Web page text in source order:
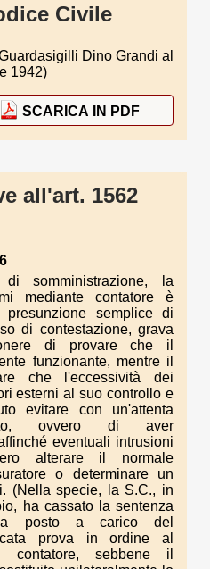
Civile
Dino Grandi al
1942)
SCARICA IN PDF
all'art. 1562
somministrazione, la
mediante contatore è
semplice di
di contestazione, grava
di provare che il
funzionante, mentre il
che l'eccessività dei
esterni al suo controllo e
evitare con un'attenta
ovvero di aver
eventuali intrusioni
alterare il normale
o determinare un
(Nella specie, la S.C., in
ha cassato la sentenza
posto a carico del
prova in ordine al
contatore, sebbene il